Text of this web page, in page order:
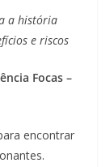
a história
e riscos
Focas –
encontrar